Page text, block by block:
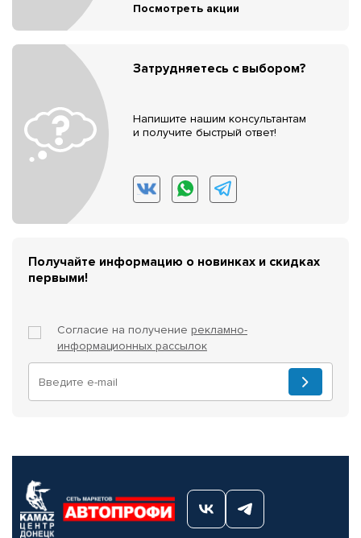
Посмотреть акции
Затрудняетесь с выбором?
Напишите нашим консультантам
и получите быстрый ответ!
Получайте информацию о новинках и скидках
первыми!
Согласие на получение рекламно-
информационных рассылок